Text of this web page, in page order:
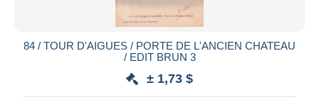
84 / TOUR D'AIGUES / PORTE DE L'ANCIEN CHATEAU
/ EDIT BRUN 3
± 1,73 $